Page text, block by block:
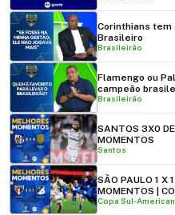
Corinthians tem
Brasileiro
Brasileirão
Flamengo ou
campeão
Brasileirão
SANTOS 3X0
MOMENTOS
Santos
SÃO PAULO 1 X
MOMENTOS |
Copa Sul-